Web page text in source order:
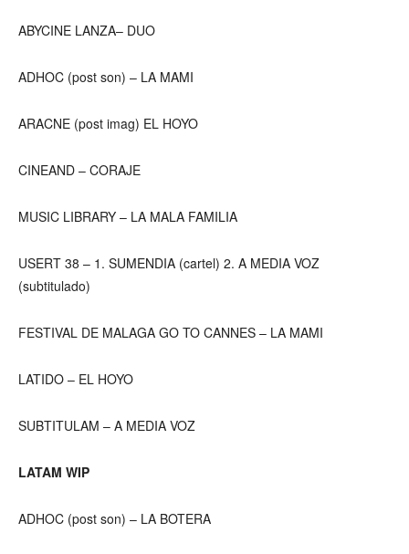
ABYCINE LANZA– DUO
ADHOC (post son) – LA MAMI
ARACNE (post imag) EL HOYO
CINEAND – CORAJE
MUSIC LIBRARY – LA MALA FAMILIA
USERT 38 – 1. SUMENDIA (cartel) 2. A MEDIA VOZ
(subtitulado)
FESTIVAL DE MALAGA GO TO CANNES – LA MAMI
LATIDO – EL HOYO
SUBTITULAM – A MEDIA VOZ
LATAM WIP
ADHOC (post son) – LA BOTERA